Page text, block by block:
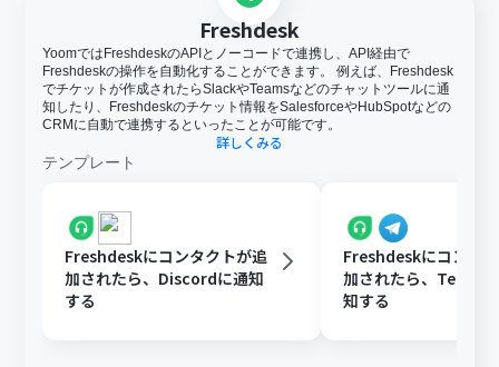
Freshdesk
YoomではFreshdeskのAPIとノーコードで連携し、API経由で
Freshdeskの操作を自動化することができます。 例えば、Freshdesk
でチケットが作成されたらSlackやTeamsなどのチャットツールに通
知したり、Freshdeskのチケット情報をSalesforceやHubSpotなどの
CRMに自動で連携するといったことが可能です。
詳しくみる
テンプレート
Freshdeskにコンタクトが追
加されたら、Discordに通知
する
Freshdeskにコンタ
加されたら、
知する